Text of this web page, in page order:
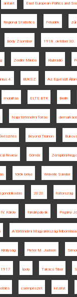
antant East European Politics and
Regional Statistics Felvidék
Bódy Zsombor 1918. október 30.
Zeidler Miklós Klubrádió
4. BUKSZ Az Egyesült
mobilitás ELTE BTK Berlin
Napi történelmi forrás
Beyond Trianon
Review Gömör Zempléni-
török béke Wekerle Sándor
gondolkodás 2020. hátország
IV. Károly tanári pályák Pogány
A történelmi Magyarország
Pieter M. Judson
1917 Ipoly Takács Tibor
csempészet kézirat